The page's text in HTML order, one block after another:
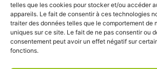
telles que les cookies pour stocker et/ou accéder
appareils. Le fait de consentir à ces technologies
traiter des données telles que le comportement de
uniques sur ce site. Le fait de ne pas consentir ou
consentement peut avoir un effet négatif sur
fonctions.